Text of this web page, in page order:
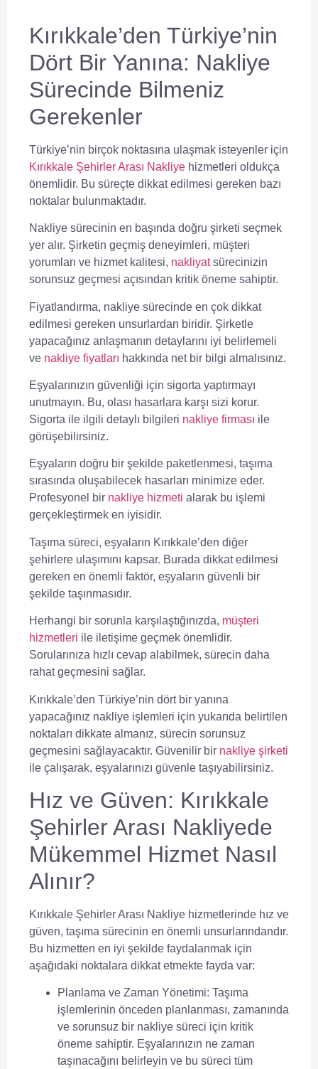
Kırıkkale’den Türkiye’nin
Dört Bir Yanına: Nakliye
Sürecinde Bilmeniz
Gerekenler
Türkiye’nin birçok noktasına ulaşmak isteyenler için
Kırıkkale Şehirler Arası Nakliye hizmetleri oldukça
önemlidir. Bu süreçte dikkat edilmesi gereken bazı
noktalar bulunmaktadır.
Nakliye sürecinin en başında doğru şirketi seçmek
yer alır. Şirketin geçmiş deneyimleri, müşteri
yorumları ve hizmet kalitesi, nakliyatsürecinizin
sorunsuz geçmesi açısından kritik öneme sahiptir.
Fiyatlandırma, nakliye sürecinde en çok dikkat
edilmesi gereken unsurlardan biridir. Şirketle
yapacağınız anlaşmanın detaylarını iyi belirlemeli
ve nakliye fiyatları hakkında net bir bilgi almalısınız.
Eşyalarınızın güvenliği için sigorta yaptırmayı
unutmayın. Bu, olası hasarlara karşı sizi korur.
Sigorta ile ilgili detaylı bilgileri nakliye firması ile
görüşebilirsiniz.
Eşyaların doğru bir şekilde paketlenmesi, taşıma
sırasında oluşabilecek hasarları minimize eder.
Profesyonel bir nakliye hizmeti alarak bu işlemi
gerçekleştirmek en iyisidir.
Taşıma süreci, eşyaların Kırıkkale’den diğer
şehirlere ulaşımını kapsar. Burada dikkat edilmesi
gereken en önemli faktör, eşyaların güvenli bir
şekilde taşınmasıdır.
Herhangi bir sorunla karşılaştığınızda, müşteri
hizmetleri ile iletişime geçmek önemlidir.
Sorularınıza hızlı cevap alabilmek, sürecin daha
rahat geçmesini sağlar.
Kırıkkale’den Türkiye’nin dört bir yanına
yapacağınız nakliye işlemleri için yukarıda belirtilen
noktaları dikkate almanız, sürecin sorunsuz
geçmesini sağlayacaktır. Güvenilir bir nakliye şirketi
ile çalışarak, eşyalarınızı güvenle taşıyabilirsiniz.
Hız ve Güven: Kırıkkale
Şehirler Arası Nakliyede
Mükemmel Hizmet Nasıl
Alınır?
Kırıkkale Şehirler Arası Nakliye hizmetlerinde hız ve
güven, taşıma sürecinin en önemli unsurlarındandır.
Bu hizmetten en iyi şekilde faydalanmak için
aşağıdaki noktalara dikkat etmekte fayda var:
Planlama ve Zaman Yönetimi: Taşıma
işlemlerinin önceden planlanması, zamanında
ve sorunsuz bir nakliye süreci için kritik
öneme sahiptir. Eşyalarınızın ne zaman
taşınacağını belirleyin ve bu süreci tüm